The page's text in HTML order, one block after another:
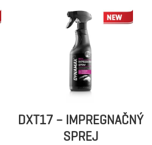
DXT17 – IMPREGNAČNÝ
SPREJ